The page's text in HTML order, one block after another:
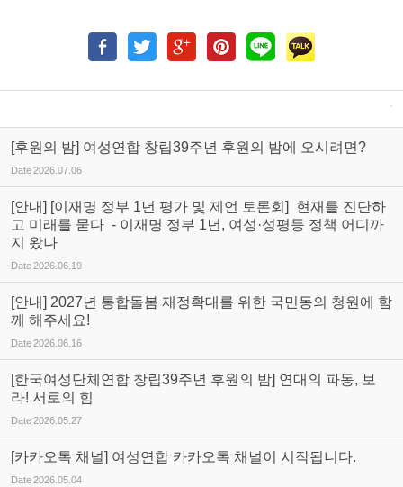
[후원의 밤] 여성연합 창립39주년 후원의 밤에 오시려면?
Date2026.07.06
[안내] [이재명 정부 1년 평가 및 제언 토론회] 현재를 진단하
고 미래를 묻다 - 이재명 정부 1년, 여성·성평등 정책 어디까
지 왔나
Date2026.06.19
[안내] 2027년 통합돌봄 재정확대를 위한 국민동의 청원에 함
께 해주세요!
Date2026.06.16
[한국여성단체연합 창립39주년 후원의 밤] 연대의 파동, 보
라! 서로의 힘
Date2026.05.27
[카카오톡 채널] 여성연합 카카오톡 채널이 시작됩니다.
Date2026.05.04